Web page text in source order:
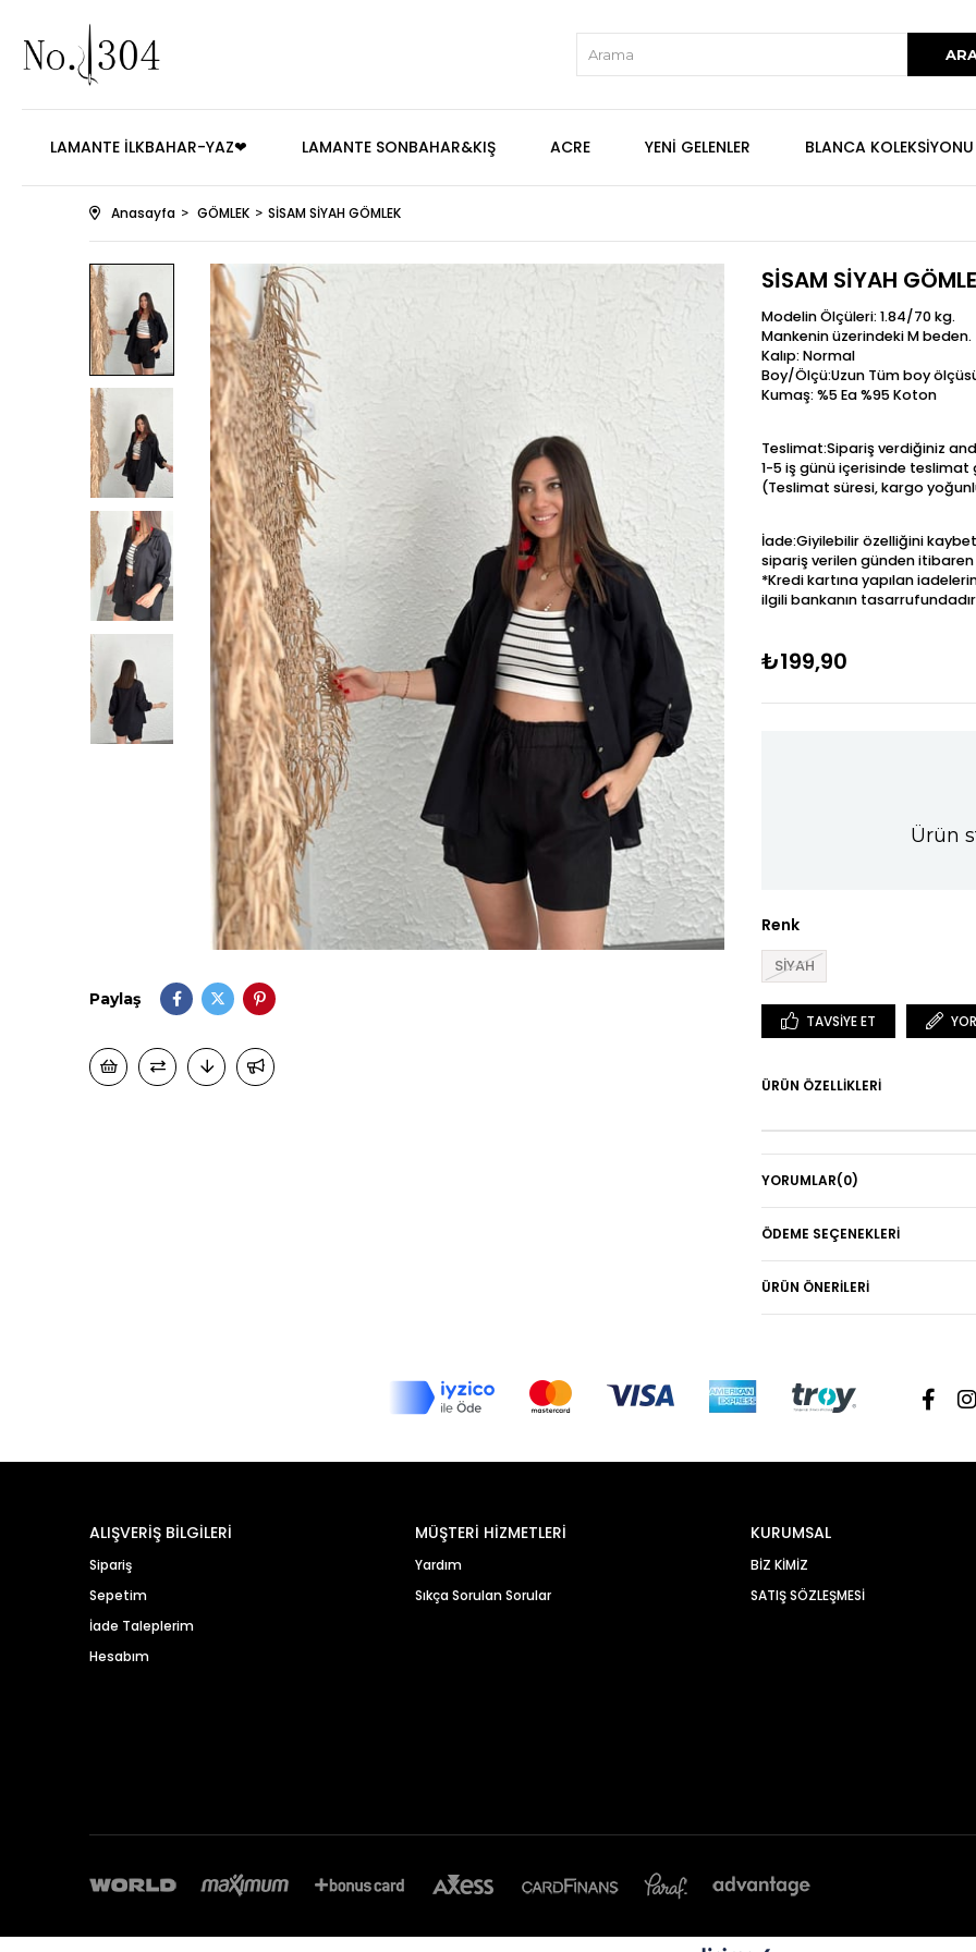
LAMANTE İLKBAHAR-YAZ❤ LAMANTE SONBAHAR&KIŞ ACRE YENİ GELENLER BLANCA KOLEKSİYONU
Anasayfa GÖMLEK SİSAM SİYAH GÖMLEK
Paylaş
SİSAM SİYAH
Modelin Ölçüleri: 1.84/70 kg.
Mankenin üzerindeki M beden.
Kalıp: Normal
Boy/Ölçü:Uzun Tüm boy
Kumaş: %5 Ea %95 Koton
Teslimat:Sipariş verdiğiniz
1-5 iş günü içerisinde
(Teslimat süresi, kargo
İade:Giyilebilir özelliğini
sipariş verilen günden itibaren
*Kredi kartına yapılan
ilgili bankanın
₺199,90
Ürün
Renk
SİYAH
TAVSIYE ET
ÜRÜN ÖZELLIKLERI
YORUMLAR(0)
ÖDEME SEÇENEKLERI
ÜRÜN ÖNERILERI
ALIŞVERİŞ BİLGİLERİ
Sipariş
Sepetim
İade Taleplerim
Hesabım
MÜŞTERİ HİZMETLERİ
Yardım
Sıkça Sorulan Sorular
KURUMSAL
BİZ KİMİZ
SATIŞ SÖZLEŞMESİ